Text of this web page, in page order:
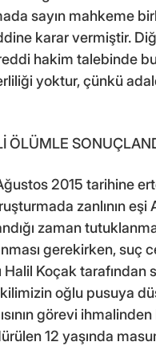
sayın mahkeme
karar vermiştir.
hakim talebinde
yoktur, çünkü
ÖLÜMLE
2015 tarihine
zanlının
zaman
gerekirken, suç
Koçak tarafından
oğlu pusuya
görevi
12 yaşında